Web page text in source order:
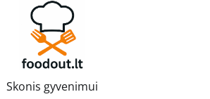
Skonis gyvenimui